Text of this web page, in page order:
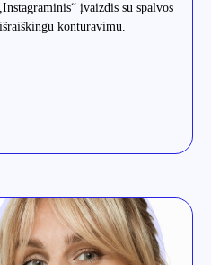
įvaizdis su spalvos
kontūravimu.